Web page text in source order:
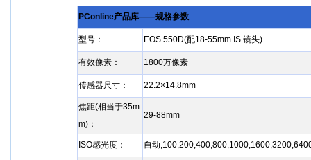
PConline产品库——规格参数
型号： EOS 550D(配18-55mm IS 镜头)
有效像素： 1800万像素
传感器尺寸： 22.2×14.8mm
焦距(相当于35m
m)：
29-88mm
ISO感光度： 自动